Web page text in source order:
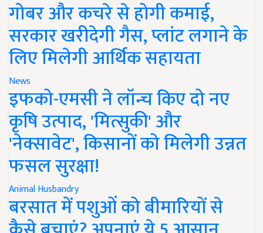
गोबर और कचरे से होगी कमाई,
सरकार खरीदेगी गैस, प्लांट लगाने के
लिए मिलेगी आर्थिक सहायता
News
इफको-एमसी ने लॉन्च किए दो नए
कृषि उत्पाद, 'मित्सुकी' और
'नेक्सावेट', किसानों को मिलेगी उन्नत
फसल सुरक्षा!
Animal Husbandry
बरसात में पशुओं को बीमारियों से